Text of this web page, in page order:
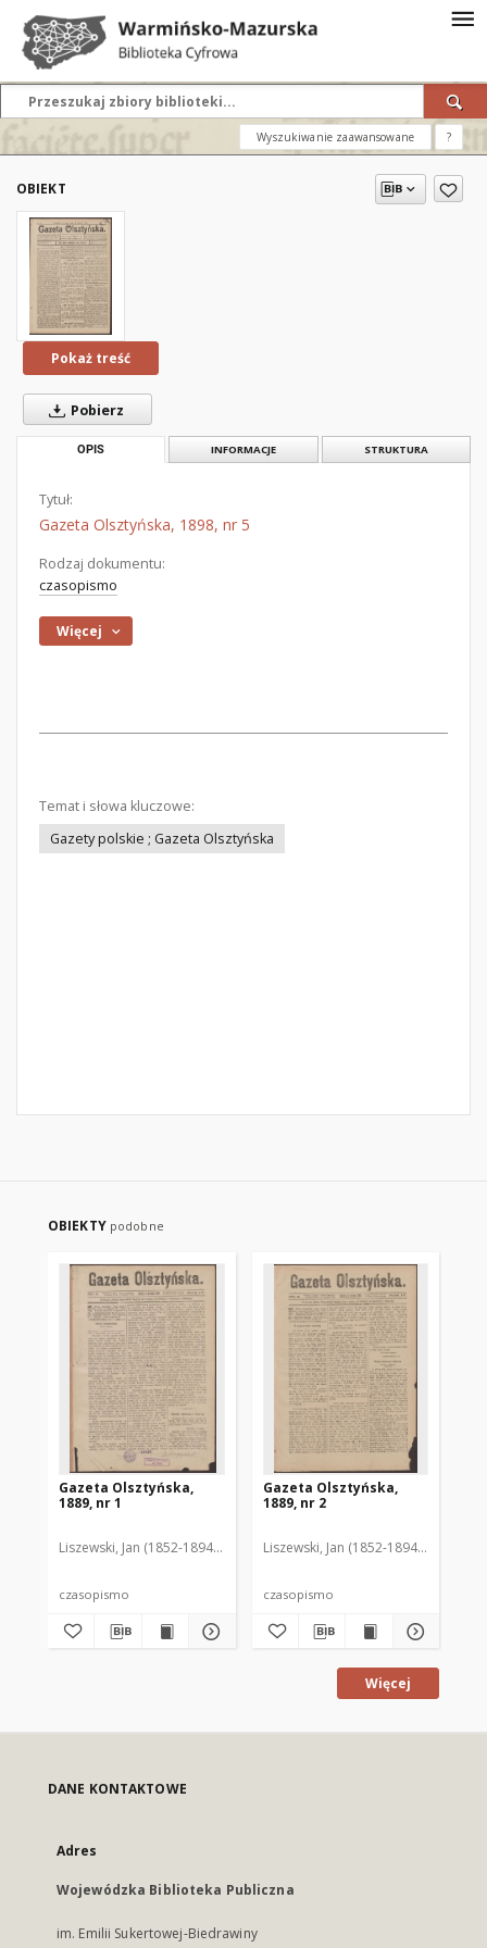
Wyszukiwanie zaawansowane ?
OBIEKT
Pokaż treść
Pobierz
OPIS INFORMACJE STRUKTURA
Tytuł:
Gazeta Olsztyńska, 1898, nr 5
Rodzaj dokumentu:
czasopismo
Więcej
Temat i słowa kluczowe:
Gazety polskie ; Gazeta Olsztyńska
OBIEKTY podobne
Gazeta Olsztyńska,
1889, nr 1
Liszewski, Jan (1852-1894). Red.
czasopismo
Gazeta Olsztyńska,
1889, nr 2
Liszewski, Jan (1852-1894). Red.
czasopismo
Więcej
DANE KONTAKTOWE
Adres
Wojewódzka Biblioteka Publiczna
im. Emilii Sukertowej-Biedrawiny